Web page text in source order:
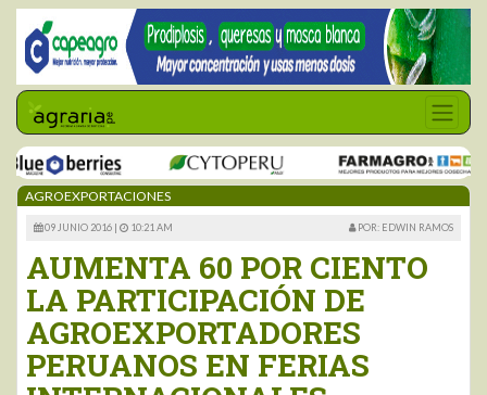
AGROEXPORTACIONES
09 JUNIO 2016 | 10:21 AM POR: EDWIN RAMOS
AUMENTA 60 POR CIENTO
LA PARTICIPACIÓN DE
AGROEXPORTADORES
PERUANOS EN FERIAS